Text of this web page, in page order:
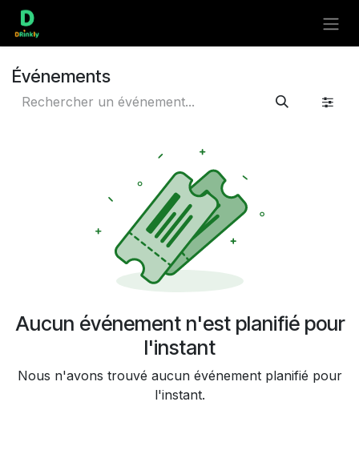
Se rendre au contenu
Événements
Aucun événement n'est planifié pour
l'instant
Nous n'avons trouvé aucun événement planifié pour
l'instant.